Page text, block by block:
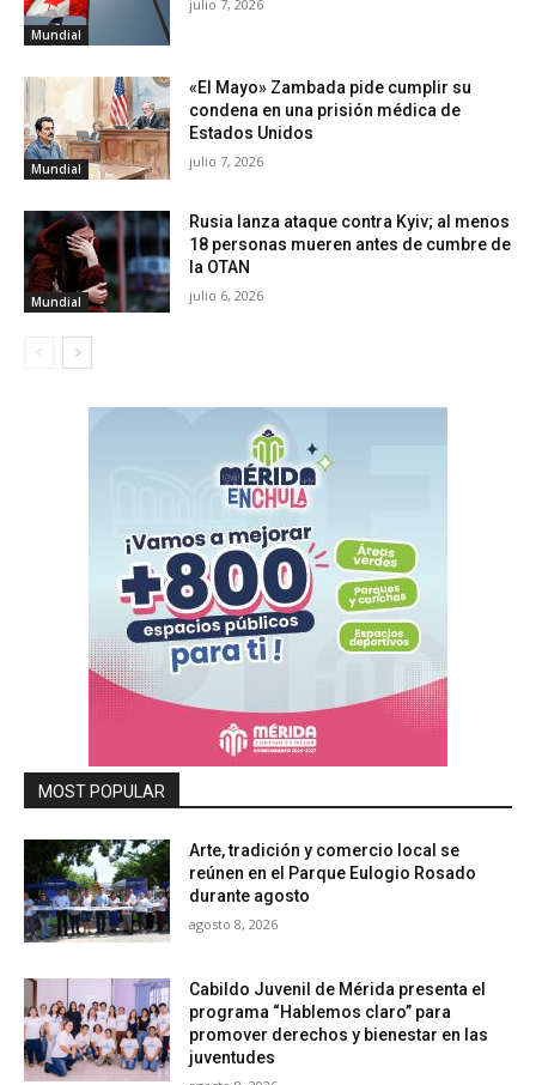
Mundial
julio 7, 2026
Mundial
«El Mayo» Zambada pide cumplir su
condena en una prisión médica de
Estados Unidos
julio 7, 2026
Mundial
Rusia lanza ataque contra Kyiv; al menos
18 personas mueren antes de cumbre de
la OTAN
julio 6, 2026
MOST POPULAR
Arte, tradición y comercio local se
reúnen en el Parque Eulogio Rosado
durante agosto
agosto 8, 2026
Cabildo Juvenil de Mérida presenta el
programa “Hablemos claro” para
promover derechos y bienestar en las
juventudes